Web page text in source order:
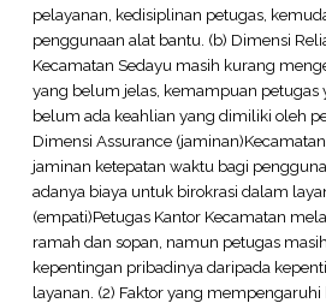
pelayanan, kedisiplinan petugas,
penggunaan alat bantu. (b) Dimensi
Kecamatan Sedayu masih kurang
yang belum jelas, kemampuan petugas
belum ada keahlian yang dimiliki oleh
Dimensi Assurance
jaminan ketepatan waktu bagi
adanya biaya untuk birokrasi dalam
(empati)Petugas Kantor Kecamatan
ramah dan sopan, namun petugas
kepentingan pribadinya daripada
layanan. (2) Faktor yang